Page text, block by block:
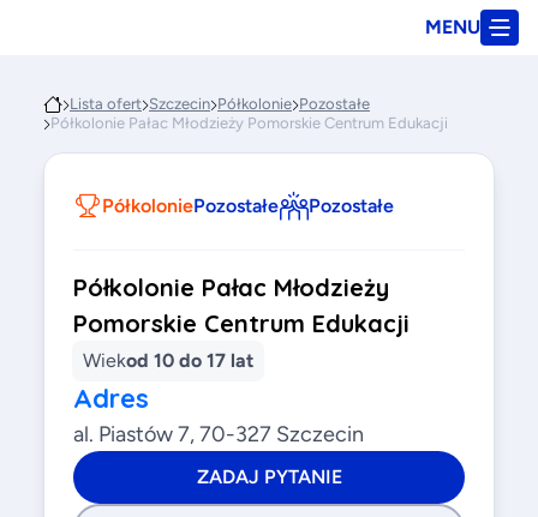
MENU
Lista ofert Szczecin Półkolonie Pozostałe
Półkolonie Pałac Młodzieży Pomorskie Centrum Edukacji
PółkoloniePozostałe Pozostałe
Półkolonie Pałac Młodzieży
Pomorskie Centrum Edukacji
Wiekod 10 do 17 lat
Adres
al. Piastów 7, 70-327 Szczecin
ZADAJ PYTANIE